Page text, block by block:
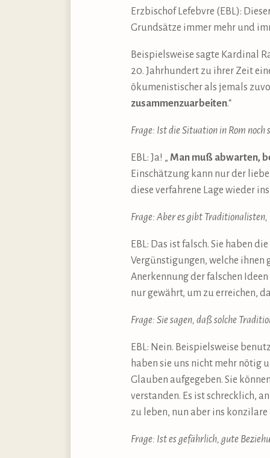
Erzbischof Lefebvre (EBL):
Grundsätze immer mehr und
Beispielsweise sagte Kardinal
20. Jahrhundert zu ihrer Zeit
ökumenistischer als jemals
zusammenzuarbeiten.“
Frage: Ist die Situation in Rom noch
EBL: Ja! „ Man muß abwarten,
Einschätzung kann nur der
diese verfahrene Lage wieder
Frage: Aber es gibt
EBL: Das ist falsch. Sie haben
Vergünstigungen, welche
Anerkennung der falschen
nur gewährt, um zu erreichen,
Frage: Sie sagen, daß solche
EBL: Nein. Beispielsweise
haben sie uns nicht mehr nötig
Glauben aufgegeben. Sie
verstanden. Es ist schrecklich,
zu leben, nun aber ins konzilare
Frage: Ist es gefährlich, gute